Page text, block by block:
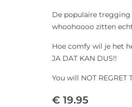
De populaire tregging
whoohoooo zitten
Hoe comfy wil je het
JA DAT KAN DUS!!
You will NOT REGRET
€ 19.95